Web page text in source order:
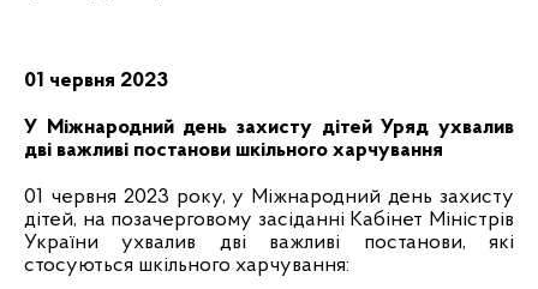
01 червня 2023
У Міжнародний день захисту дітей Уряд ухвалив
дві важливі постанови шкільного харчування
01 червня 2023 року, у Міжнародний день захисту
дітей, на позачерговому засіданні Кабінет Міністрів
України ухвалив дві важливі постанови, які
стосуються шкільного харчування: